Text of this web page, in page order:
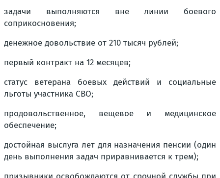
задачи выполняются вне линии боевого
соприкосновения;
денежное довольствие от 210 тысяч рублей;
первый контракт на 12 месяцев;
статус ветерана боевых действий и социальные
льготы участника СВО;
продовольственное, вещевое и медицинское
обеспечение;
достойная выслуга лет для назначения пенсии (один
день выполнения задач приравнивается к трем);